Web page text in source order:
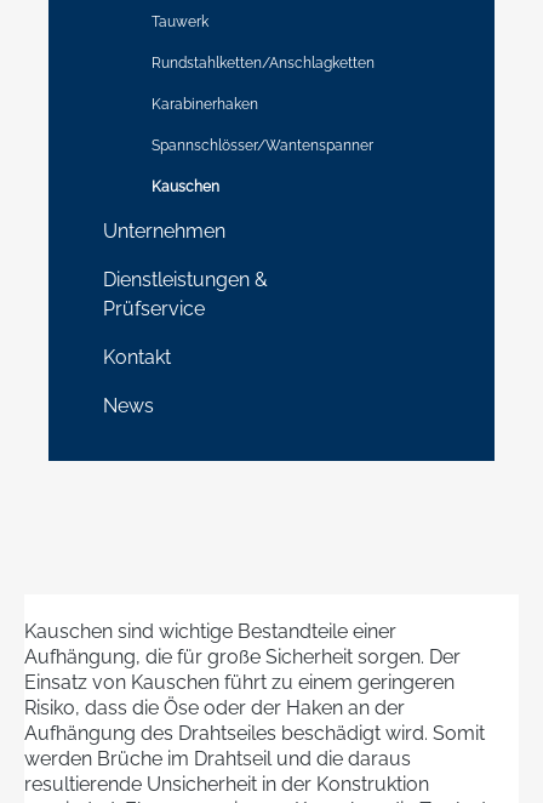
Tauwerk
Rundstahlketten/Anschlagketten
Karabinerhaken
Spannschlösser/Wantenspanner
Kauschen
Unternehmen
Dienstleistungen &
Prüfservice
Kontakt
News
Kauschen sind wichtige Bestandteile einer
Aufhängung, die für große Sicherheit sorgen. Der
Einsatz von Kauschen führt zu einem geringeren
Risiko, dass die Öse oder der Haken an der
Aufhängung des Drahtseiles beschädigt wird. Somit
werden Brüche im Drahtseil und die daraus
resultierende Unsicherheit in der Konstruktion